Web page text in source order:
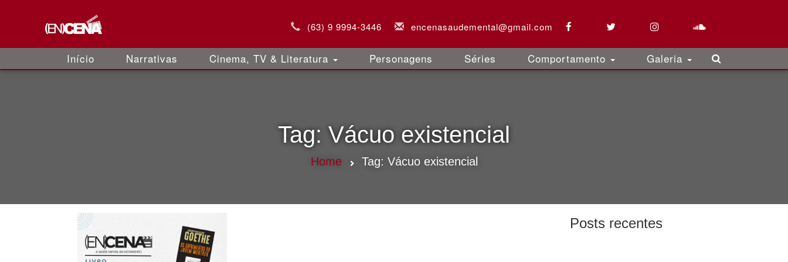
(63) 9 9994-3446 encenasaudemental@gmail.com
Início Narrativas Cinema, TV & Literatura Personagens Séries Comportamento Galeria
Tag: Vácuo existencial
Home Tag: Vácuo existencial
Posts recentes